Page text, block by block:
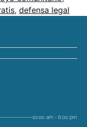
, defensa legal
10:00 am - 6:00 pm